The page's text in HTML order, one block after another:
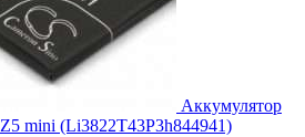
Аккумулятор
mini (Li3822T43P3h844941)